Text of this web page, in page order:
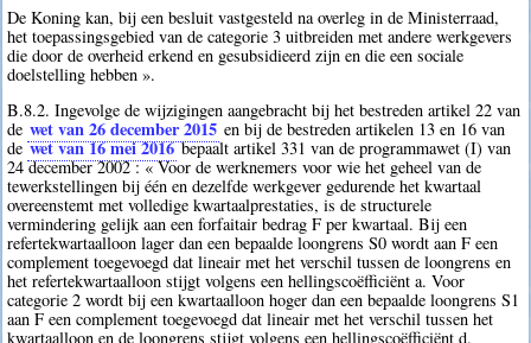
De Koning kan, bij een besluit vastgesteld na overleg in de Ministerraad,
het toepassingsgebied van de categorie 3 uitbreiden met andere werkgevers
die door de overheid erkend en gesubsidieerd zijn en die een sociale
doelstelling hebben ».
B.8.2. Ingevolge de wijzigingen aangebracht bij het bestreden artikel 22 van
de wet van 26 december 2015 en bij de bestreden artikelen 13 en 16 van
dewet van 16 mei 2016bepaalt artikel 331 van de programmawet (I) van
24 december 2002 : « Voor de werknemers voor wie het geheel van de
tewerkstellingen bij één en dezelfde werkgever gedurende het kwartaal
overeenstemt met volledige kwartaalprestaties, is de structurele
vermindering gelijk aan een forfaitair bedrag F per kwartaal. Bij een
refertekwartaalloon lager dan een bepaalde loongrens S0 wordt aan F een
complement toegevoegd dat lineair met het verschil tussen de loongrens en
het refertekwartaalloon stijgt volgens een hellingscoëfficiënt a. Voor
categorie 2 wordt bij een kwartaalloon hoger dan een bepaalde loongrens S1
aan F een complement toegevoegd dat lineair met het verschil tussen het
kwartaalloon en de loongrens stijgt volgens een hellingscoëfficiënt d.